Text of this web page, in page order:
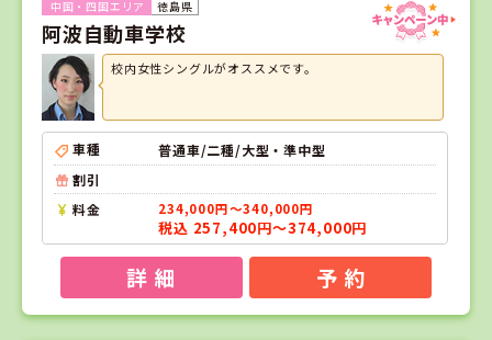
徳島県
阿波自動車学校
校内女性シングルがオススメです。
車種
普通車/二種/大型・準中型
割引
料金
234,000円～340,000円
税込 257,400円～374,000円
詳 細 予 約